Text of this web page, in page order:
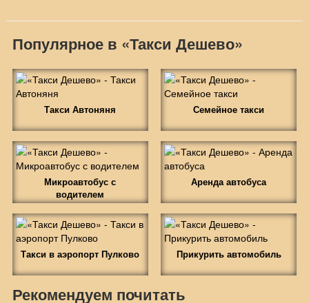
Популярное в «Такси Дешево»
Такси Автоняня Семейное такси
Микроавтобус с
водителем
Аренда автобуса
Такси в аэропорт Пулково Прикурить автомобиль
Рекомендуем почитать